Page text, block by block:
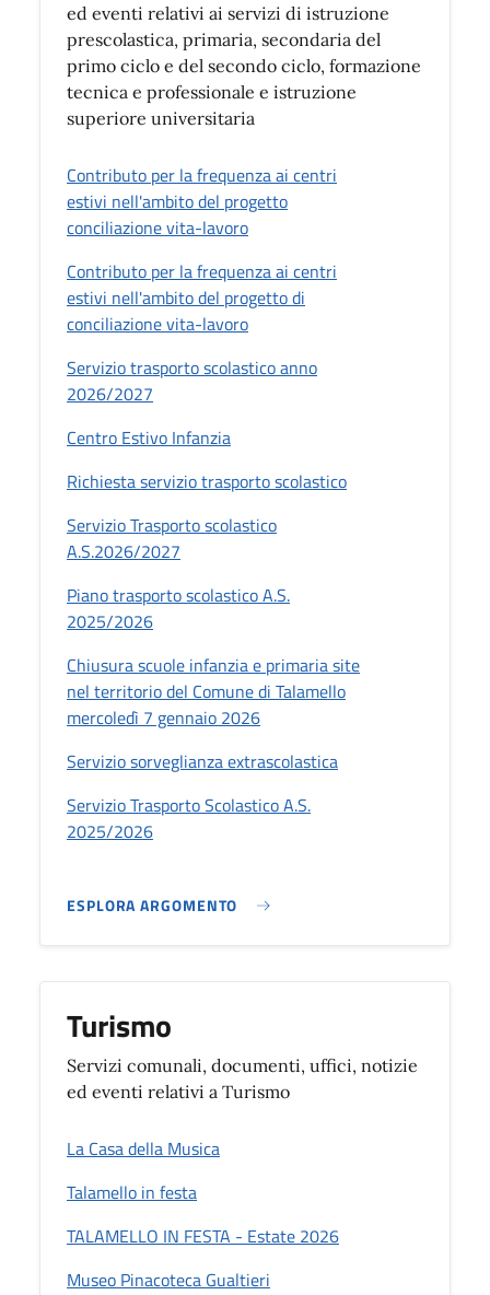
ed eventi relativi ai servizi di istruzione
prescolastica, primaria, secondaria del
primo ciclo e del secondo ciclo, formazione
tecnica e professionale e istruzione
superiore universitaria
Contributo per la frequenza ai centri
estivi nell'ambito del progetto
conciliazione vita-lavoro
Contributo per la frequenza ai centri
estivi nell'ambito del progetto di
conciliazione vita-lavoro
Servizio trasporto scolastico anno
2026/2027
Centro Estivo Infanzia
Richiesta servizio trasporto scolastico
Servizio Trasporto scolastico
A.S.2026/2027
Piano trasporto scolastico A.S.
2025/2026
Chiusura scuole infanzia e primaria site
nel territorio del Comune di Talamello
mercoledì 7 gennaio 2026
Servizio sorveglianza extrascolastica
Servizio Trasporto Scolastico A.S.
2025/2026
ESPLORA ARGOMENTO
Turismo
Servizi comunali, documenti, uffici, notizie
ed eventi relativi a Turismo
La Casa della Musica
Talamello in festa
TALAMELLO IN FESTA - Estate 2026
Museo Pinacoteca Gualtieri